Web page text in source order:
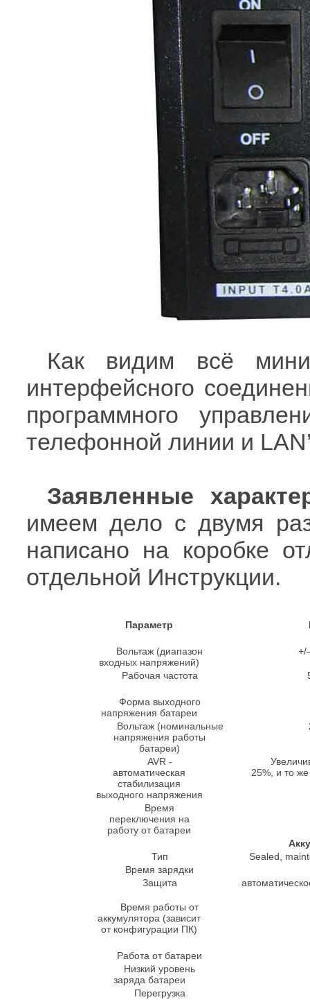
Как видим всё
интерфейсного
программного
телефонной линии и
Заявленные
имеем дело с двумя
написано на коробке
отдельной Инструкции.
Параметр
Вольтаж (диапазон
входных напряжений)
+/
Рабочая частота
Форма выходного
напряжения батареи
Вольтаж (номинальные
напряжения работы
батареи)
AVR -
автоматическая
стабилизация
выходного напряжения
25%, и то
Время
переключения на
работу от батареи
Тип
Sealed,
Время зарядки
Защита
Время работы от
аккумулятора (зависит
от конфигурации ПК)
Работа от батареи
Низкий уровень
заряда батареи
Перегрузка